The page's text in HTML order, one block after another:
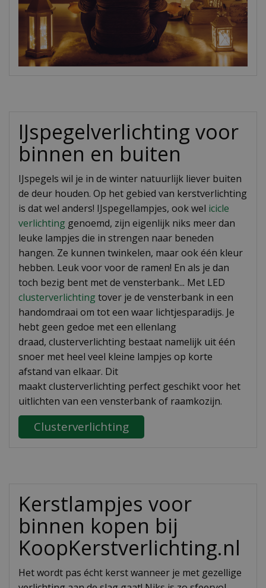
IJspegelverlichting voor
binnen en buiten
IJspegels wil je in de winter natuurlijk liever buiten
de deur houden. Op het gebied van kerstverlichting
is dat wel anders! IJspegellampjes, ook wel icicle
verlichting genoemd, zijn eigenlijk niks meer dan
leuke lampjes die in strengen naar beneden
hangen. Ze kunnen twinkelen, maar ook één kleur
hebben. Leuk voor voor de ramen! En als je dan
toch bezig bent met de vensterbank... Met LED
clusterverlichtingtover je de vensterbank in een
handomdraai om tot een waar lichtjesparadijs. Je
hebt geen gedoe met een ellenlang
draad, clusterverlichting bestaat namelijk uit één
snoer met heel veel kleine lampjes op korte
afstand van elkaar. Dit
maakt clusterverlichting perfect geschikt voor het
uitlichten van een vensterbank of raamkozijn.
Clusterverlichting
Kerstlampjes voor
binnen kopen bij
KoopKerstverlichting.nl
Het wordt pas écht kerst wanneer je met gezellige